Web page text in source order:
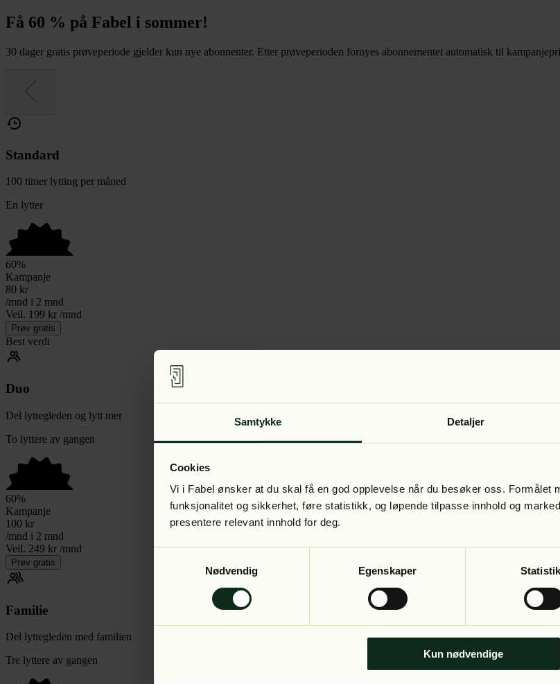
Samtykke Detaljer
Cookies
Vi i Fabel ønsker at du skal få en god opplevelse når du besøker oss. Formålet
funksjonalitet og sikkerhet, føre statistikk, og løpende tilpasse innhold og
presentere relevant innhold for deg.
Nødvendig
Egenskaper
Kun nødvendige
Få 60 % på Fabel i sommer!
30 dager gratis prøveperiode gjelder kun nye abonnenter. Etter prøveperioden fornyes abonnementet automatisk til
Standard
100 timer lytting per måned
En lytter
60%
Kampanje
80 kr
/mnd i 2 mnd
Veil. 199 kr /mnd
Prøv gratis
Best verdi
Duo
Del lyttegleden og lytt mer
To lyttere av gangen
60%
Kampanje
100 kr
/mnd i 2 mnd
Veil. 249 kr /mnd
Prøv gratis
Familie
Del lyttegleden med familien
Tre lyttere av gangen